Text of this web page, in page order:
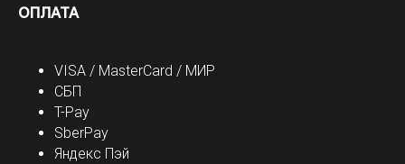
ОПЛАТА
VISA / MasterCard / МИР
СБП
T-Pay
SberPay
Яндекс Пэй